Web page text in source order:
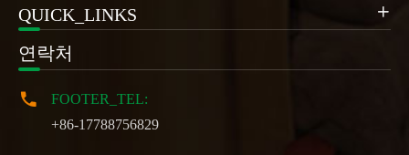
QUICK_LINKS 
연락처

FOOTER_TEL:
+86-17788756829